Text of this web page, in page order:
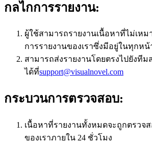
กลไกการรายงาน:
ผู้ใช้สามารถรายงานเนื้อหาที่ไม่เห
การรายงานของเราซึ่งมีอยู่ในทุกหน้
สามารถส่งรายงานโดยตรงไปยังทีม
ได้ที่support@visualnovel.com
กระบวนการตรวจสอบ:
เนื้อหาที่รายงานทั้งหมดจะถูกตรวจ
ของเราภายใน 24 ชั่วโมง